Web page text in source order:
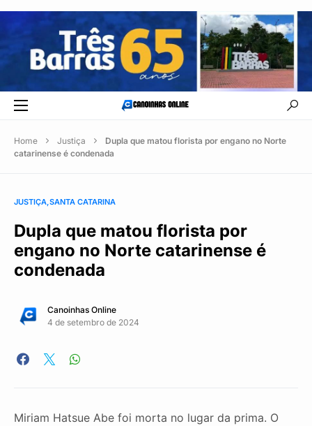
Home Justiça
Dupla que matou florista por engano no Norte
catarinense é condenada
JUSTIÇA SANTA CATARINA
Dupla que matou florista por
engano no Norte catarinense é
condenada
Canoinhas Online
4 de setembro de 2024
Miriam Hatsue Abe foi morta no lugar da prima. O